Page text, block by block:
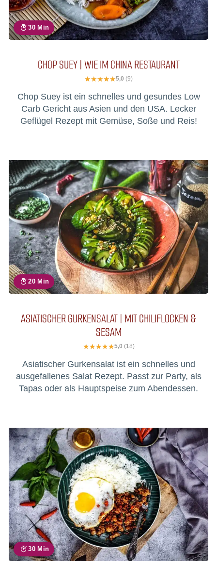
30 Min
CHOP SUEY | WIE IM CHINA RESTAURANT
5,0 (9)
Chop Suey ist ein schnelles und gesundes Low
Carb Gericht aus Asien und den USA. Lecker
Geflügel Rezept mit Gemüse, Soße und Reis!
20 Min
ASIATISCHER GURKENSALAT | MIT CHILIFLOCKEN &
SESAM
5,0 (18)
Asiatischer Gurkensalat ist ein schnelles und
ausgefallenes Salat Rezept. Passt zur Party, als
Tapas oder als Hauptspeise zum Abendessen.
30 Min